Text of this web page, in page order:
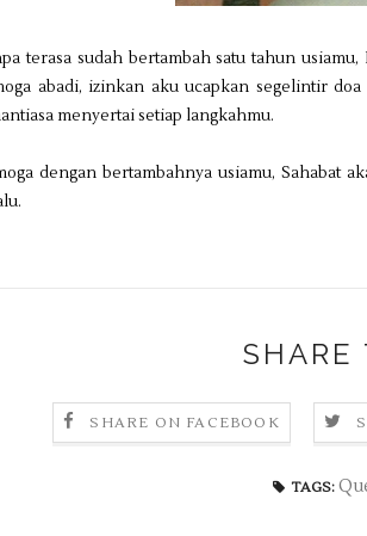
terasa sudah bertambah satu tahun
abadi, izinkan aku ucapkan segelintir
menyertai setiap langkahmu.
dengan bertambahnya usiamu, Sahabat
SHARE
SHARE ON FACEBOOK
TAGS: